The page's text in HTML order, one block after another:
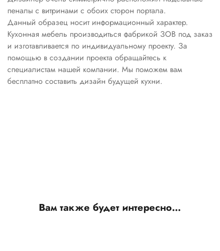
пеналы с витринами с обоих сторон портала.
Данный образец носит информационный характер.
Кухонная мебель производиться фабрикой ЗОВ под заказ
и изготавливается по индивидуальному проекту. За
помощью в создании проекта обращайтесь к
специалистам нашей компании. Мы поможем вам
бесплатно составить дизайн будущей кухни.
Вам также будет интересно…